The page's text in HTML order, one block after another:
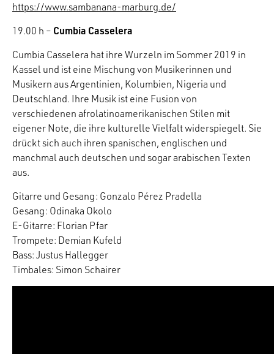
https://www.sambanana-marburg.de/
19.00 h – Cumbia Casselera
Cumbia Casselera hat ihre Wurzeln im Sommer 2019 in
Kassel und ist eine Mischung von Musikerinnen und
Musikern aus Argentinien, Kolumbien, Nigeria und
Deutschland. Ihre Musik ist eine Fusion von
verschiedenen afrolatinoamerikanischen Stilen mit
eigener Note, die ihre kulturelle Vielfalt widerspiegelt. Sie
drückt sich auch ihren spanischen, englischen und
manchmal auch deutschen und sogar arabischen Texten
aus.
Gitarre und Gesang: Gonzalo Pérez Pradella
Gesang: Odinaka Okolo
E-Gitarre: Florian Pfar
Trompete: Demian Kufeld
Bass: Justus Hallegger
Timbales: Simon Schairer